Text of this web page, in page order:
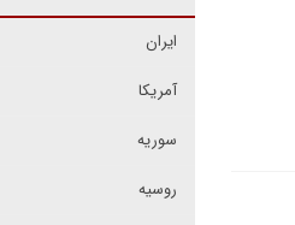
ایران
آمریکا
سوریه
روسیه